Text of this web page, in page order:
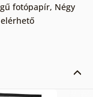
fotópapír, Négy